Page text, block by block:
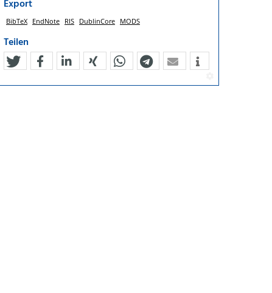
Export
BibTeX EndNote RIS DublinCore MODS
Teilen